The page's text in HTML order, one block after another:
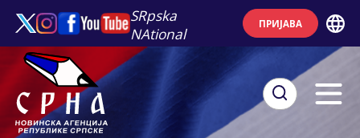
SRpska
NAtional
ПРИЈАВА